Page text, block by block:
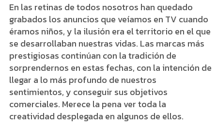
En las retinas de todos nosotros han quedado
grabados los anuncios que veíamos en TV cuando
éramos niños, y la ilusión era el territorio en el que
se desarrollaban nuestras vidas. Las marcas más
prestigiosas continúan con la tradición de
sorprendernos en estas fechas, con la intención de
llegar a lo más profundo de nuestros
sentimientos, y conseguir sus objetivos
comerciales. Merece la pena ver toda la
creatividad desplegada en algunos de ellos.